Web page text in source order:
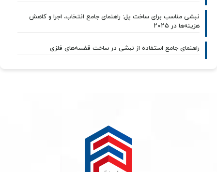
نبشی مناسب برای ساخت پل: راهنمای جامع انتخاب، اجرا و کاهش
هزینه‌ها در ۲۰۲۵
راهنمای جامع استفاده از نبشی در ساخت قفسه‌های فلزی